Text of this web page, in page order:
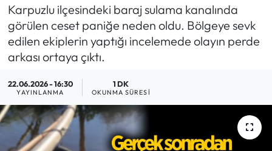
Karpuzlu ilçesindeki baraj sulama kanalında
görülen ceset paniğe neden oldu. Bölgeye sevk
edilen ekiplerin yaptığı incelemede olayın perde
arkası ortaya çıktı.
22.06.2026 - 16:30
YAYINLANMA
1 DK
OKUNMA SÜRESI
GÜNCEL
GÜNDEM
SİYASET
Son Dakika Haberleri
Haber Arşivi